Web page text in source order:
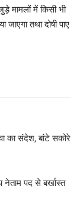
मामलों में किसी भी
जाएगा तथा दोषी पाए
का संदेश, बांटे सकोरे
नेताम पद से बर्खास्त